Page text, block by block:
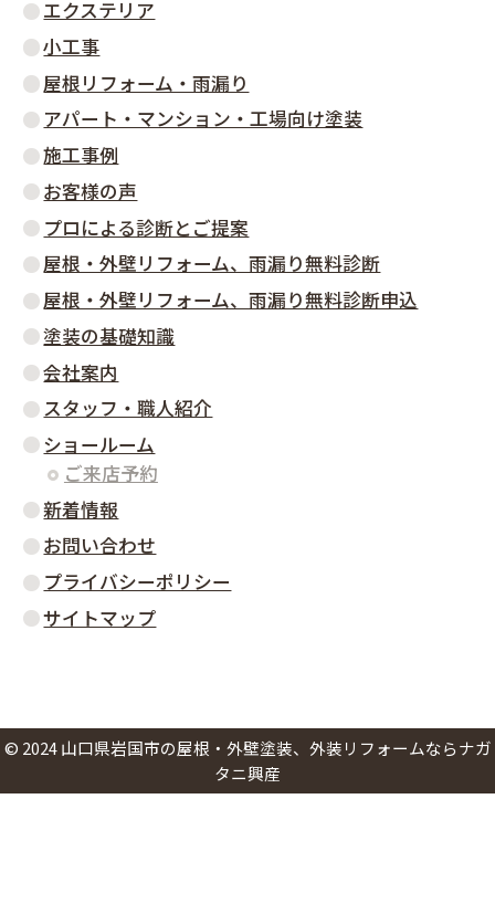
エクステリア
小工事
屋根リフォーム・雨漏り
アパート・マンション・工場向け塗装
施工事例
お客様の声
プロによる診断とご提案
屋根・外壁リフォーム、雨漏り無料診断
屋根・外壁リフォーム、雨漏り無料診断申込
塗装の基礎知識
会社案内
スタッフ・職人紹介
ショールーム
ご来店予約
新着情報
お問い合わせ
プライバシーポリシー
サイトマップ
© 2024 山口県岩国市の屋根・外壁塗装、外装リフォームならナガ
タニ興産